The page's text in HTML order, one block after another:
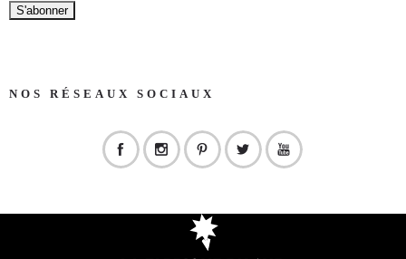
NOS RÉSEAUX SOCIAUX